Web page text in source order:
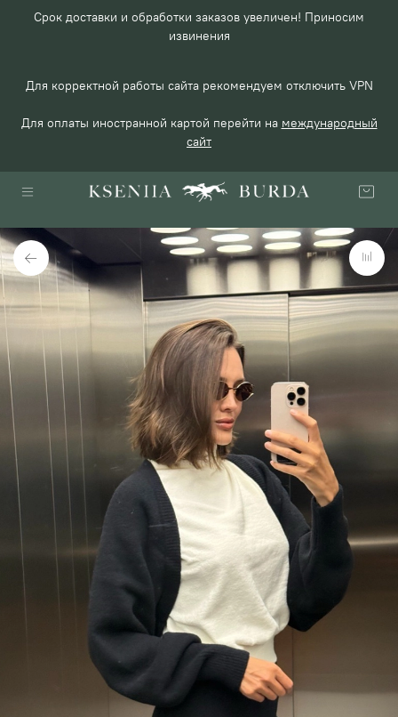
Срок доставки и обработки заказов увеличен! Приносим
извинения
Для корректной работы сайта рекомендуем отключить VPN
Для оплаты иностранной картой перейти на международный
сайт